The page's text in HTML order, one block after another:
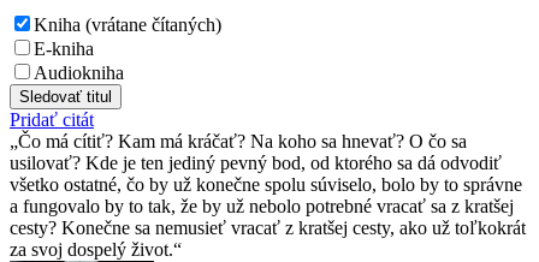
Kniha (vrátane čítaných)
E-kniha
Audiokniha
Sledovať titul
Pridať citát
Čo má cítiť? Kam má kráčať? Na koho sa hnevať? O čo sa
usilovať? Kde je ten jediný pevný bod, od ktorého sa dá odvodiť
všetko ostatné, čo by už konečne spolu súviselo, bolo by to správne
a fungovalo by to tak, že by už nebolo potrebné vracať sa z kratšej
cesty? Konečne sa nemusieť vracať z kratšej cesty, ako už toľkokrát
za svoj dospelý život.